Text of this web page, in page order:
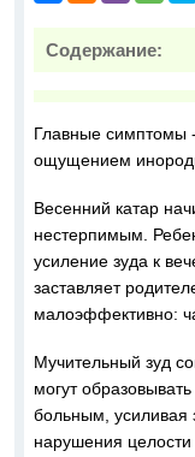
Содержание:
Главные симптомы
ощущением
Весенний катар
нестерпимым.
усиление зуда к
заставляет
малоэффективно:
Мучительный зуд
могут
больным, усиливая
нарушения